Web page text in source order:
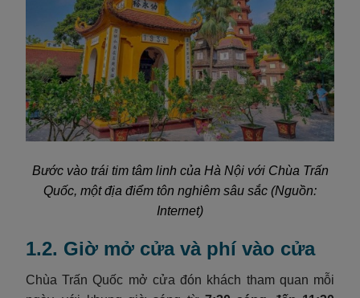
Bước vào trái tim tâm linh của Hà Nội với Chùa Trấn
Quốc, một địa điểm tôn nghiêm sâu sắc (Nguồn:
Internet)
1.2. Giờ mở cửa và phí vào cửa
Chùa Trấn Quốc mở cửa đón khách tham quan mỗi